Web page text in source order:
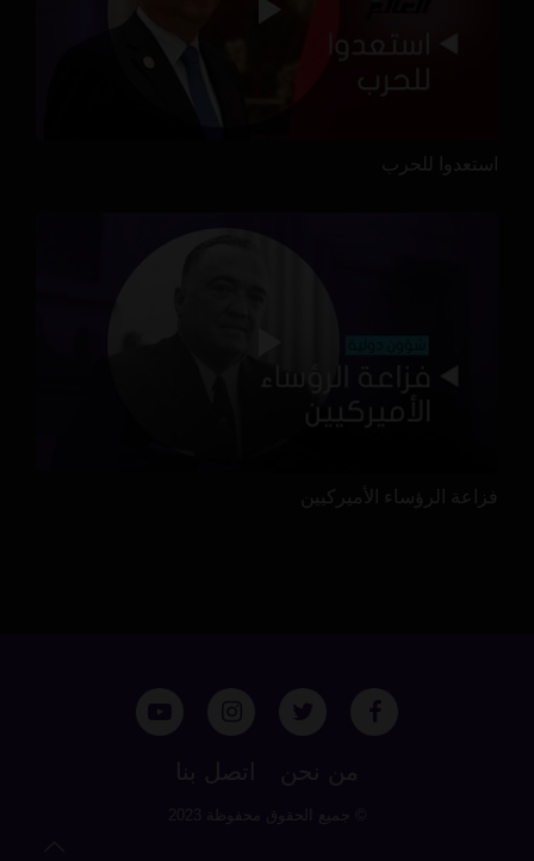
استعدوا للحرب
فزاعة الرؤساء الأميركيين